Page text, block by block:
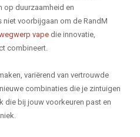
op duurzaamheid en
voorbijgaan om de RandM
vape die innovatie,
combineert.
variërend van vertrouwde
combinaties die je zintuigen
die bij jouw voorkeuren past en